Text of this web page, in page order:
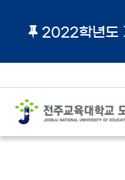
2022학년도 개정 검정